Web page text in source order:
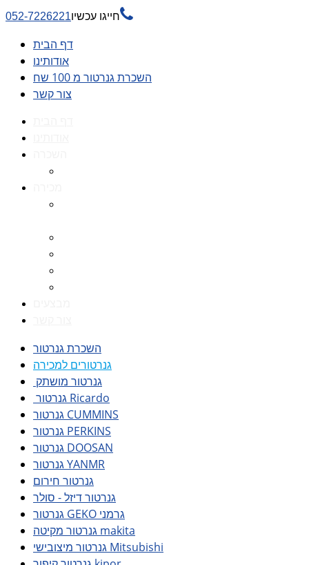
חייגו עכשיו052-7226221 
דף הבית
אודותינו
השכרת גנרטור מ 100 שח
צור קשר
השכרת גנרטור
גנרטורים למכירה
גנרטור מושתק
גנרטור Ricardo
גנרטור CUMMINS
גנרטור PERKINS
גנרטור DOOSAN
גנרטור YANMR
גנרטור חירום
גנרטור דיזל - סולר
גנרטור GEKO גרמני
גנרטור מקיטה makita
גנרטור מיצובישי Mitsubishi